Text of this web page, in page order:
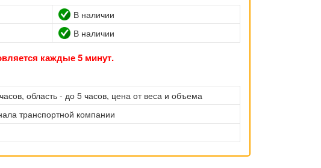
В наличии
В наличии
каждые 5 минут.
область - до 5 часов, цена от веса и объема
транспортной компании